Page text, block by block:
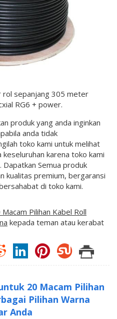
rol sepanjang 305 meter
RG6 + power.
produk yang anda inginkan
anda tidak
toko kami untuk melihat
karena toko kami
Semua produk
kualitas premium, bergaransi
di toko kami.
Macam Pilihan Kabel Roll
kepada teman atau kerabat
20 Macam Pilihan
Pilihan Warna
Anda